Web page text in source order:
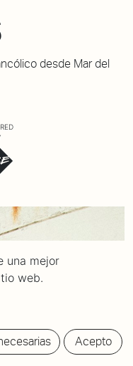
desde Mar del
una mejor
web.
Acepto